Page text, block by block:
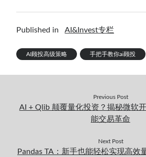
Published in AI&Invest专栏
AI顾投高级策略 手把手教你ai顾投
Previous Post
AI + Qlib 颠覆量化投资？揭秘微软
能交易革命
Next Post
Pandas TA：新手也能轻松实现高效